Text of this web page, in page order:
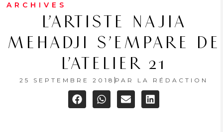
ARCHIVES
L’ARTISTE NAJIA
MEHADJI S’EMPARE DE
L’ATELIER 21
25 SEPTEMBRE 2018 PAR LA RÉDACTION